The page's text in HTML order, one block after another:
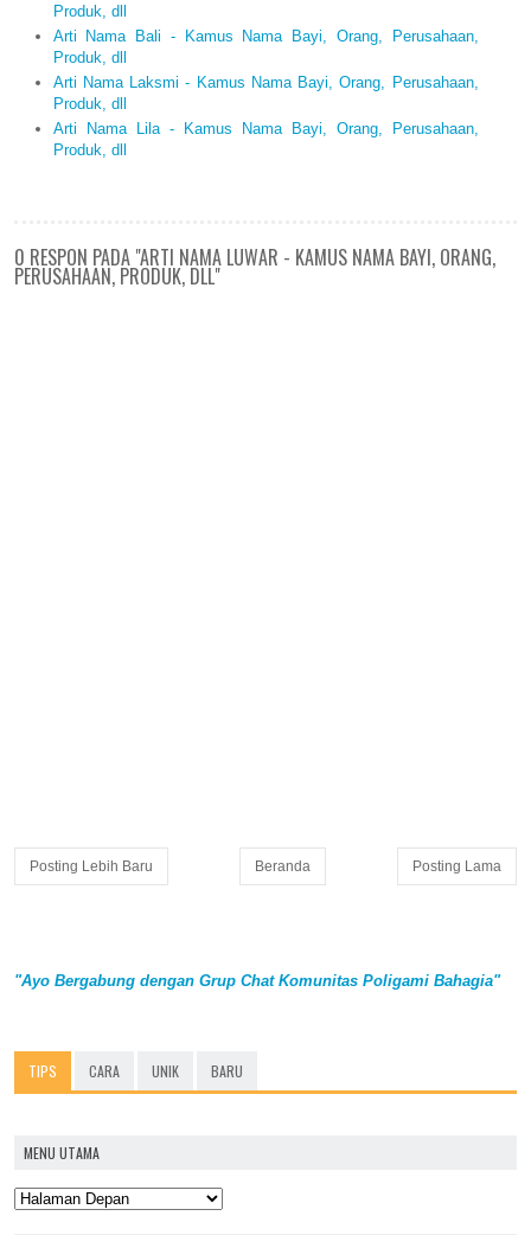
Produk, dll
Arti Nama Bali - Kamus Nama Bayi, Orang, Perusahaan,
Produk, dll
Arti Nama Laksmi - Kamus Nama Bayi, Orang, Perusahaan,
Produk, dll
Arti Nama Lila - Kamus Nama Bayi, Orang, Perusahaan,
Produk, dll
0 RESPON PADA "ARTI NAMA LUWAR - KAMUS NAMA BAYI, ORANG,
PERUSAHAAN, PRODUK, DLL"
Posting Lebih Baru Posting Lama
Beranda
"Ayo Bergabung dengan Grup Chat Komunitas Poligami Bahagia"
TIPS CARA UNIK BARU
MENU UTAMA